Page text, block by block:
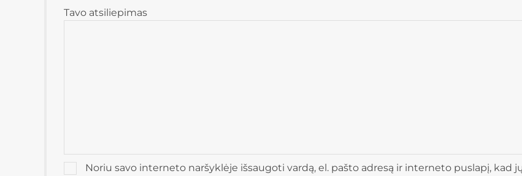
Tavo atsiliepimas
Noriu savo interneto naršyklėje išsaugoti vardą, el. pašto adresą ir interneto puslapį, kad